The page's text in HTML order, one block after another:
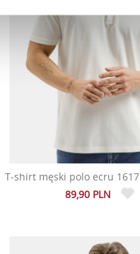
T-shirt męski polo ecru
89,90 PLN